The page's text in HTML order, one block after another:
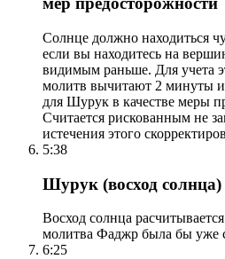
Солнце должно находиться
если вы находитесь на
видимым раньше. Для учета
молитв вычитают 2 минуты
для Шурук в качестве меры
Считается рискованным не
истечения этого
5:38
Шурук (восход солнца)
Восход солнца
молитва Фаджр была бы уже
6:25